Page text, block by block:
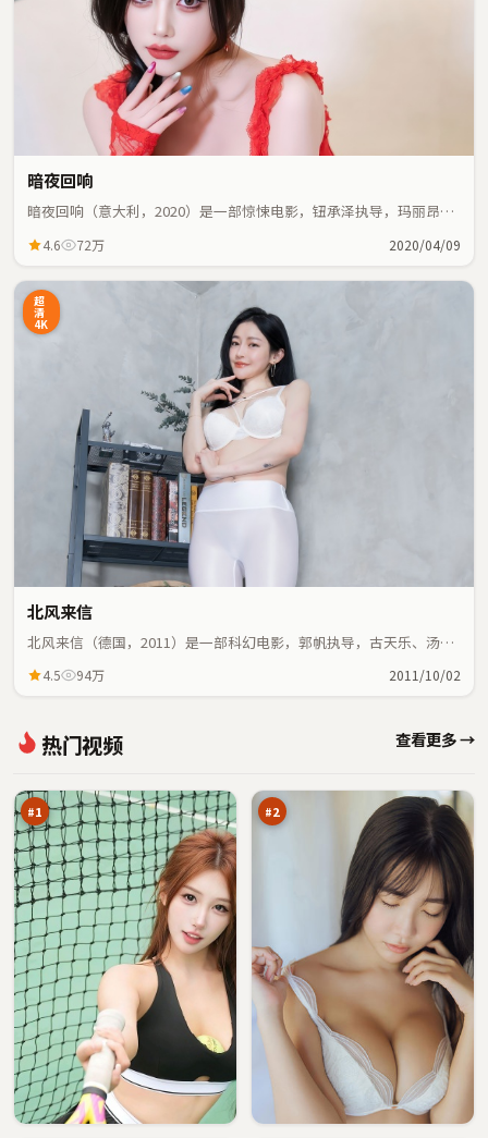
暗夜回响
暗夜回响（意大利，2020）是一部惊悚电影，钮承泽执导，玛丽昂·
4.6 72万 2020/04/09
超
清
4K
北风来信
北风来信（德国，2011）是一部科幻电影，郭帆执导，古天乐、汤姆
4.5 94万 2011/10/02
热门视频 查看更多 →
#1
焰
疑 98
#2
点
金
岸
档
案
96
万
最
后
城万